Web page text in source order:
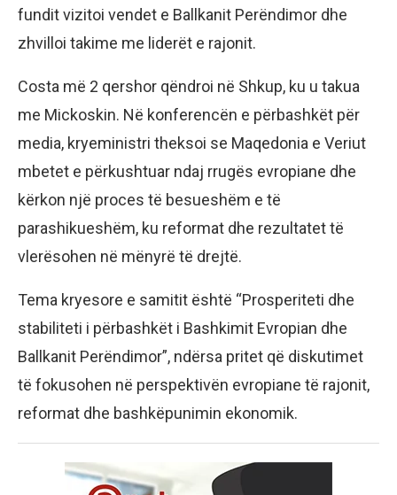
fundit vizitoi vendet e Ballkanit Perëndimor dhe
zhvilloi takime me liderët e rajonit.
Costa më 2 qershor qëndroi në Shkup, ku u takua
me Mickoskin. Në konferencën e përbashkët për
media, kryeministri theksoi se Maqedonia e Veriut
mbetet e përkushtuar ndaj rrugës evropiane dhe
kërkon një proces të besueshëm e të
parashikueshëm, ku reformat dhe rezultatet të
vlerësohen në mënyrë të drejtë.
Tema kryesore e samitit është “Prosperiteti dhe
stabiliteti i përbashkët i Bashkimit Evropian dhe
Ballkanit Perëndimor”, ndërsa pritet që diskutimet
të fokusohen në perspektivën evropiane të rajonit,
reformat dhe bashkëpunimin ekonomik.